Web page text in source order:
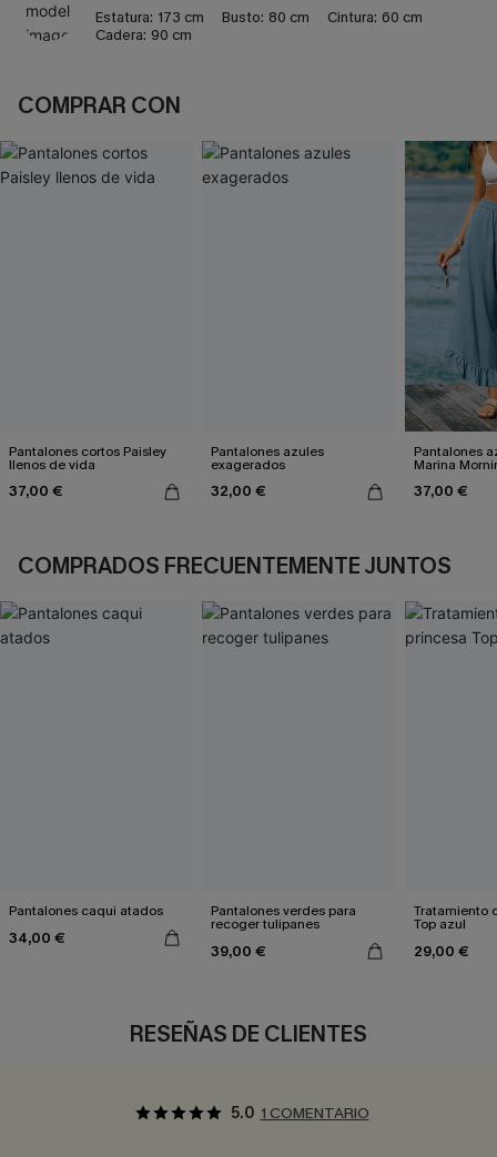
Estatura: 173 cm Busto: 80 cm Cintura: 60 cm
Cadera: 90 cm
COMPRAR CON
Pantalones cortos Paisley
llenos de vida
37,00 €
Pantalones azules
exagerados
32,00 €
Pantalones
Marina
37,00 €
COMPRADOS FRECUENTEMENTE JUNTOS
Pantalones caqui atados
34,00 €
Pantalones verdes para
recoger tulipanes
39,00 €
Tratamiento
Top azul
29,00 €
RESEÑAS DE CLIENTES
5.0 1 COMENTARIO